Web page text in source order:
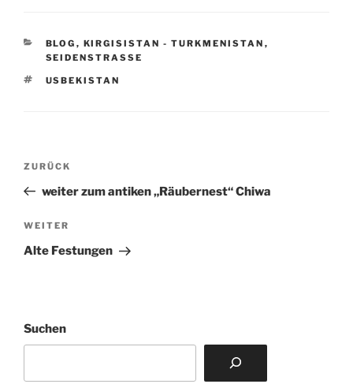
KATEGORIEN
BLOG , KIRGISISTAN - TURKMENISTAN ,
SEIDENSTRASSE
SCHLAGWÖRTER
USBEKISTAN
Beitragsnavigation
Vorheriger
Beitrag
ZURÜCK
weiter zum antiken „Räubernest“ Chiwa
Nächster
Beitrag
WEITER
Alte Festungen
Suchen